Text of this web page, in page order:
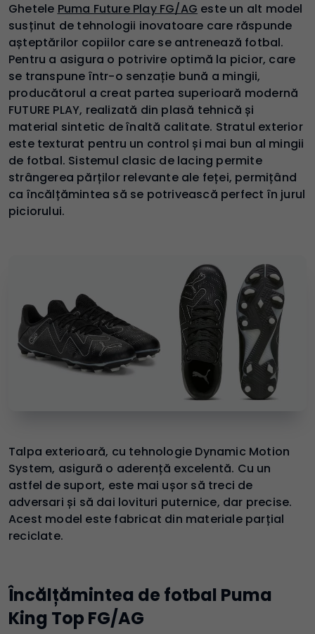
Ghetele Puma Future Play FG/AG este un alt model
susținut de tehnologii inovatoare care răspunde
așteptărilor copiilor care se antrenează fotbal.
Pentru a asigura o potrivire optimă la picior, care
se transpune într-o senzație bună a mingii,
producătorul a creat partea superioară modernă
FUTURE PLAY, realizată din plasă tehnică și
material sintetic de înaltă calitate. Stratul exterior
este texturat pentru un control și mai bun al mingii
de fotbal. Sistemul clasic de lacing permite
strângerea părților relevante ale feței, permițând
ca încălțămintea să se potrivească perfect în jurul
piciorului.
Talpa exterioară, cu tehnologie Dynamic Motion
System, asigură o aderență excelentă. Cu un
astfel de suport, este mai ușor să treci de
adversari și să dai lovituri puternice, dar precise.
Acest model este fabricat din materiale parțial
reciclate.
Încălțămintea de fotbal Puma
King Top FG/AG